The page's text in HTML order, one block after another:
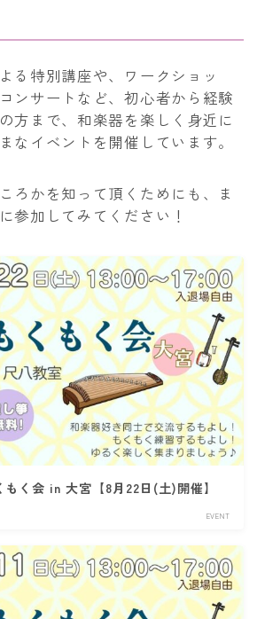
る特別講座や、ワークショッ
ンサートなど、初心者から経験
方まで、和楽器を楽しく身近に
なイベントを開催しています。
ろかを知って頂くためにも、ま
参加してみてください！
く会 in 大宮【8月22日(土)開催】
EVENT